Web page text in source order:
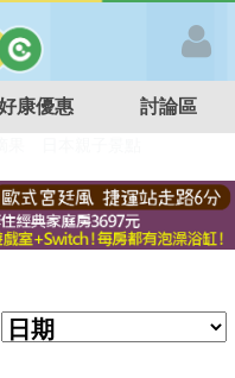
康優惠 討論區